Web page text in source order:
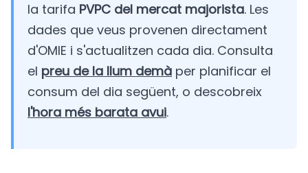
la tarifa PVPC del mercat majorista. Les
dades que veus provenen directament
d'OMIE i s'actualitzen cada dia. Consulta
el preu de la llum demà per planificar el
consum del dia següent, o descobreix
l'hora més barata avui.